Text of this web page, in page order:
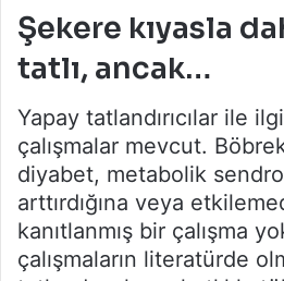
Şekere kıyasla
tatlı, ancak…
Yapay tatlandırıcılar ile
çalışmalar mevcut.
diyabet, metabolik
arttırdığına veya
kanıtlanmış bir çalışma
çalışmaların literatürde